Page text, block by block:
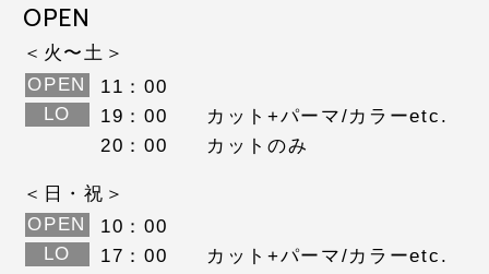
OPEN
＜火〜土＞
OPEN
11：00
LO
19：00
カット+パーマ/カラーetc.
20：00
カットのみ
＜日・祝＞
OPEN
10：00
LO
17：00
カット+パーマ/カラーetc.